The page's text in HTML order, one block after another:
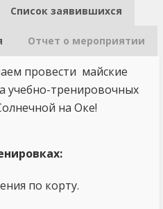
Список заявившихся
Отчет о мероприятии
провести майские
учебно-тренировочных
на Оке!
по корту.